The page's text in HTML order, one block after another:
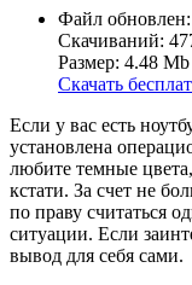
Файл обновлен:
Скачиваний:
Размер: 4.48 Mb
Скачать
Если у вас есть
установлена
любите темные цвета,
кстати. За счет не
по праву считаться
ситуации. Если
вывод для себя сами.